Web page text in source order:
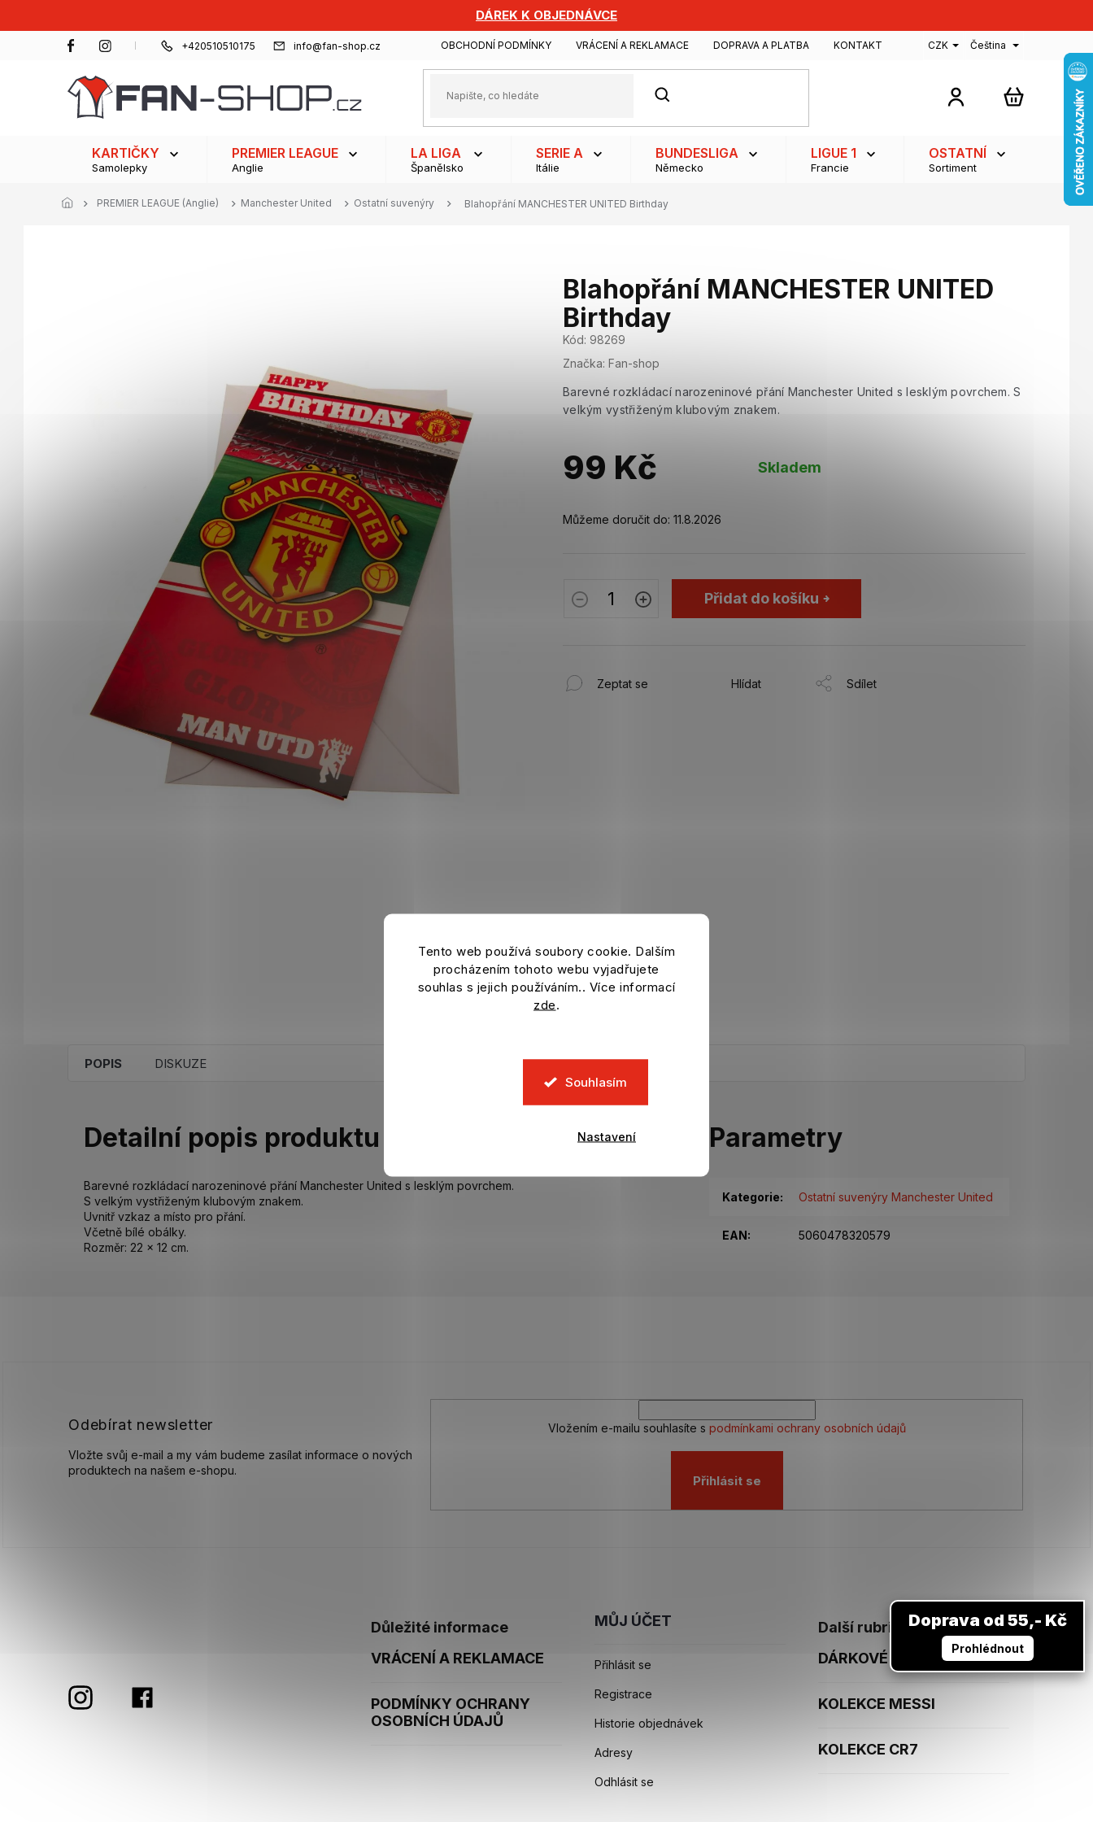
Tento web používá soubory cookie. Dalším
procházením tohoto webu vyjadřujete
souhlas s jejich používáním.. Více informací
zde.
Souhlasím
Nastavení
DÁREK K OBJEDNÁVCE
+420510510175 info@fan-shop.cz OBCHODNÍ PODMÍNKY VRÁCENÍ A REKLAMACE DOPRAVA A PLATBA KONTAKT CZK Čeština
HLEDAT
NÁKUPNÍ
KARTIČKY
Samolepky
PREMIER LEAGUE
Anglie
LA LIGA
Španělsko
SERIE A
Itálie
BUNDESLIGA
Německo
LIGUE 1
Francie
OSTATNÍ
Sortiment
PREMIER LEAGUE (Anglie) Manchester United Ostatní suvenýry Blahopřání MANCHESTER UNITED Birthday
Blahopřání MANCHESTER UNITED
Birthday
Kód: 98269
Značka: Fan-shop
Barevné rozkládací narozeninové přání Manchester United s lesklým povrchem. S
velkým vystřiženým klubovým znakem.
99 Kč
cena:
Skladem
Můžeme doručit do: 11.8.2026
Přidat do košíku
Zeptat se Hlídat Sdílet
POPIS DISKUZE
Detailní popis produktu
Barevné rozkládací narozeninové přání Manchester United s lesklým povrchem.
S velkým vystřiženým klubovým znakem.
Uvnitř vzkaz a místo pro přání.
Včetně bílé obálky.
Rozměr: 22 x 12 cm.
Parametry
Kategorie: Ostatní suvenýry Manchester United
EAN : 5060478320579
Odebírat newsletter
Vložte svůj e-mail a my vám budeme zasílat informace o nových
produktech na našem e-shopu.
Vložením e-mailu souhlasíte s podmínkami ochrany osobních údajů
Přihlásit se
Důležité informace
VRÁCENÍ A REKLAMACE
PODMÍNKY OCHRANY
OSOBNÍCH ÚDAJŮ
MŮJ ÚČET
Přihlásit se
Registrace
Historie objednávek
Adresy
Odhlásit se
Další rubriky
DÁRKOVÉ POUKAZY
KOLEKCE MESSI
KOLEKCE CR7
Doprava od 55,- Kč
Prohlédnout